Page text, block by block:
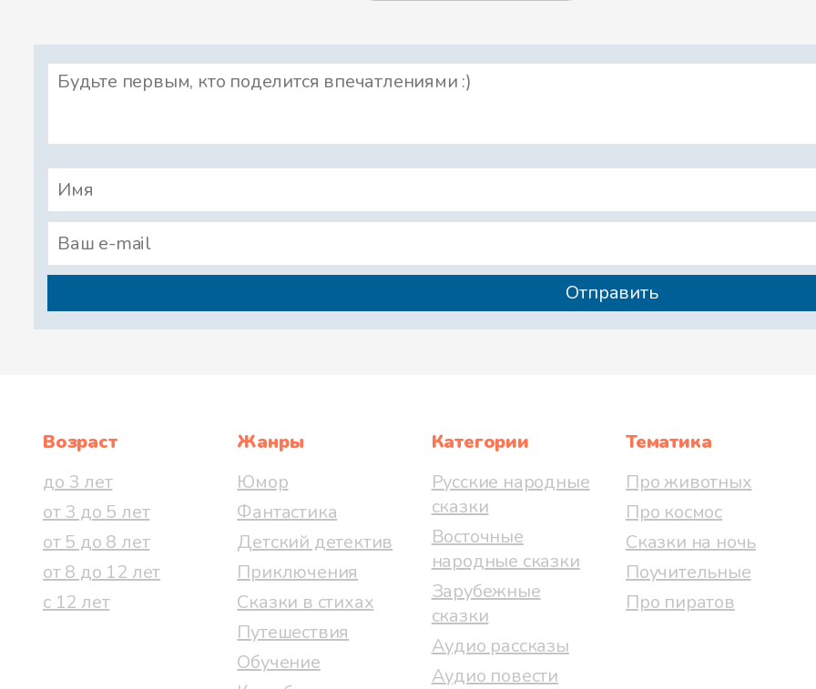
Возраст
до 3 лет
от 3 до 5 лет
от 5 до 8 лет
от 8 до 12 лет
с 12 лет
Жанры
Юмор
Фантастика
Детский детектив
Приключения
Сказки в стихах
Путешествия
Обучение
Категории
Русские народные
сказки
Восточные
народные сказки
Зарубежные
сказки
Аудио рассказы
Аудио повести
Тематика
Про животных
Про космос
Сказки на ночь
Поучительные
Про пиратов